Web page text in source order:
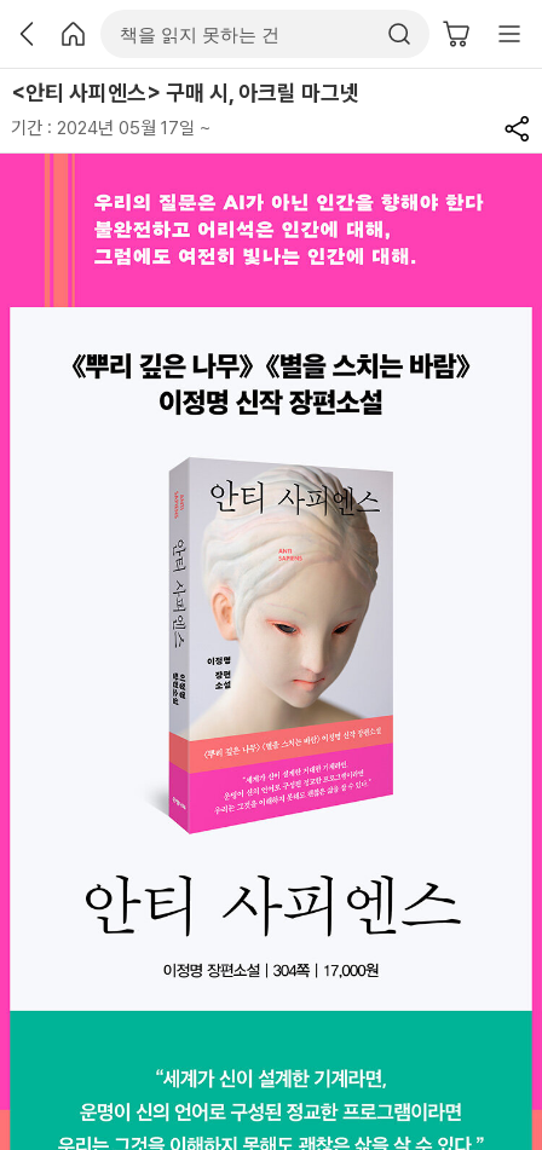
<안티 사피엔스> 구매 시, 아크릴 마그넷
기간 : 2024년 05월 17일 ~